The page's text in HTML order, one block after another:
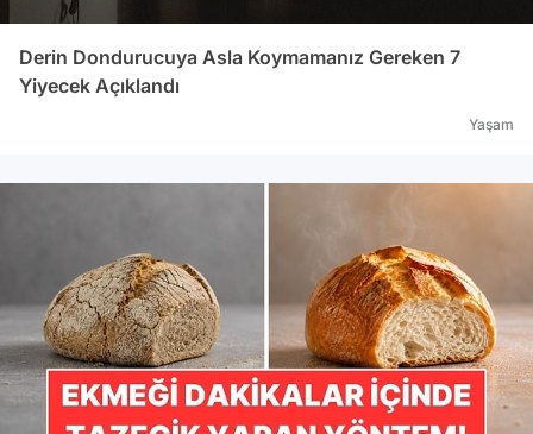
Derin Dondurucuya Asla Koymamanız Gereken 7
Yiyecek Açıklandı
Yaşam